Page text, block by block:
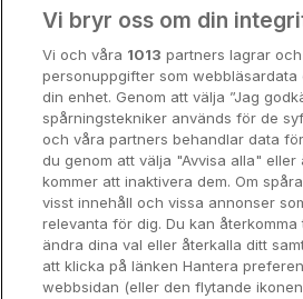
Hotellrum under
Spahotell
Sydsverige
Om
Nya hotell
Vi bryr oss om din
Vi och våra 1013 partners lagrar
personuppgifter som
din enhet. Genom att välja ”Jag
spårningstekniker används för de
och våra partners behandlar data
du genom att välja "Avvisa alla"
kommer att inaktivera dem. Om
visst innehåll och vissa annonser
relevanta för dig. Du kan
ändra dina val eller återkalla ditt
att klicka på länken Hantera
webbsidan (eller den flytande